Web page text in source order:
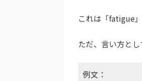
これは「fatigue」
ただ、言い方と
例文：